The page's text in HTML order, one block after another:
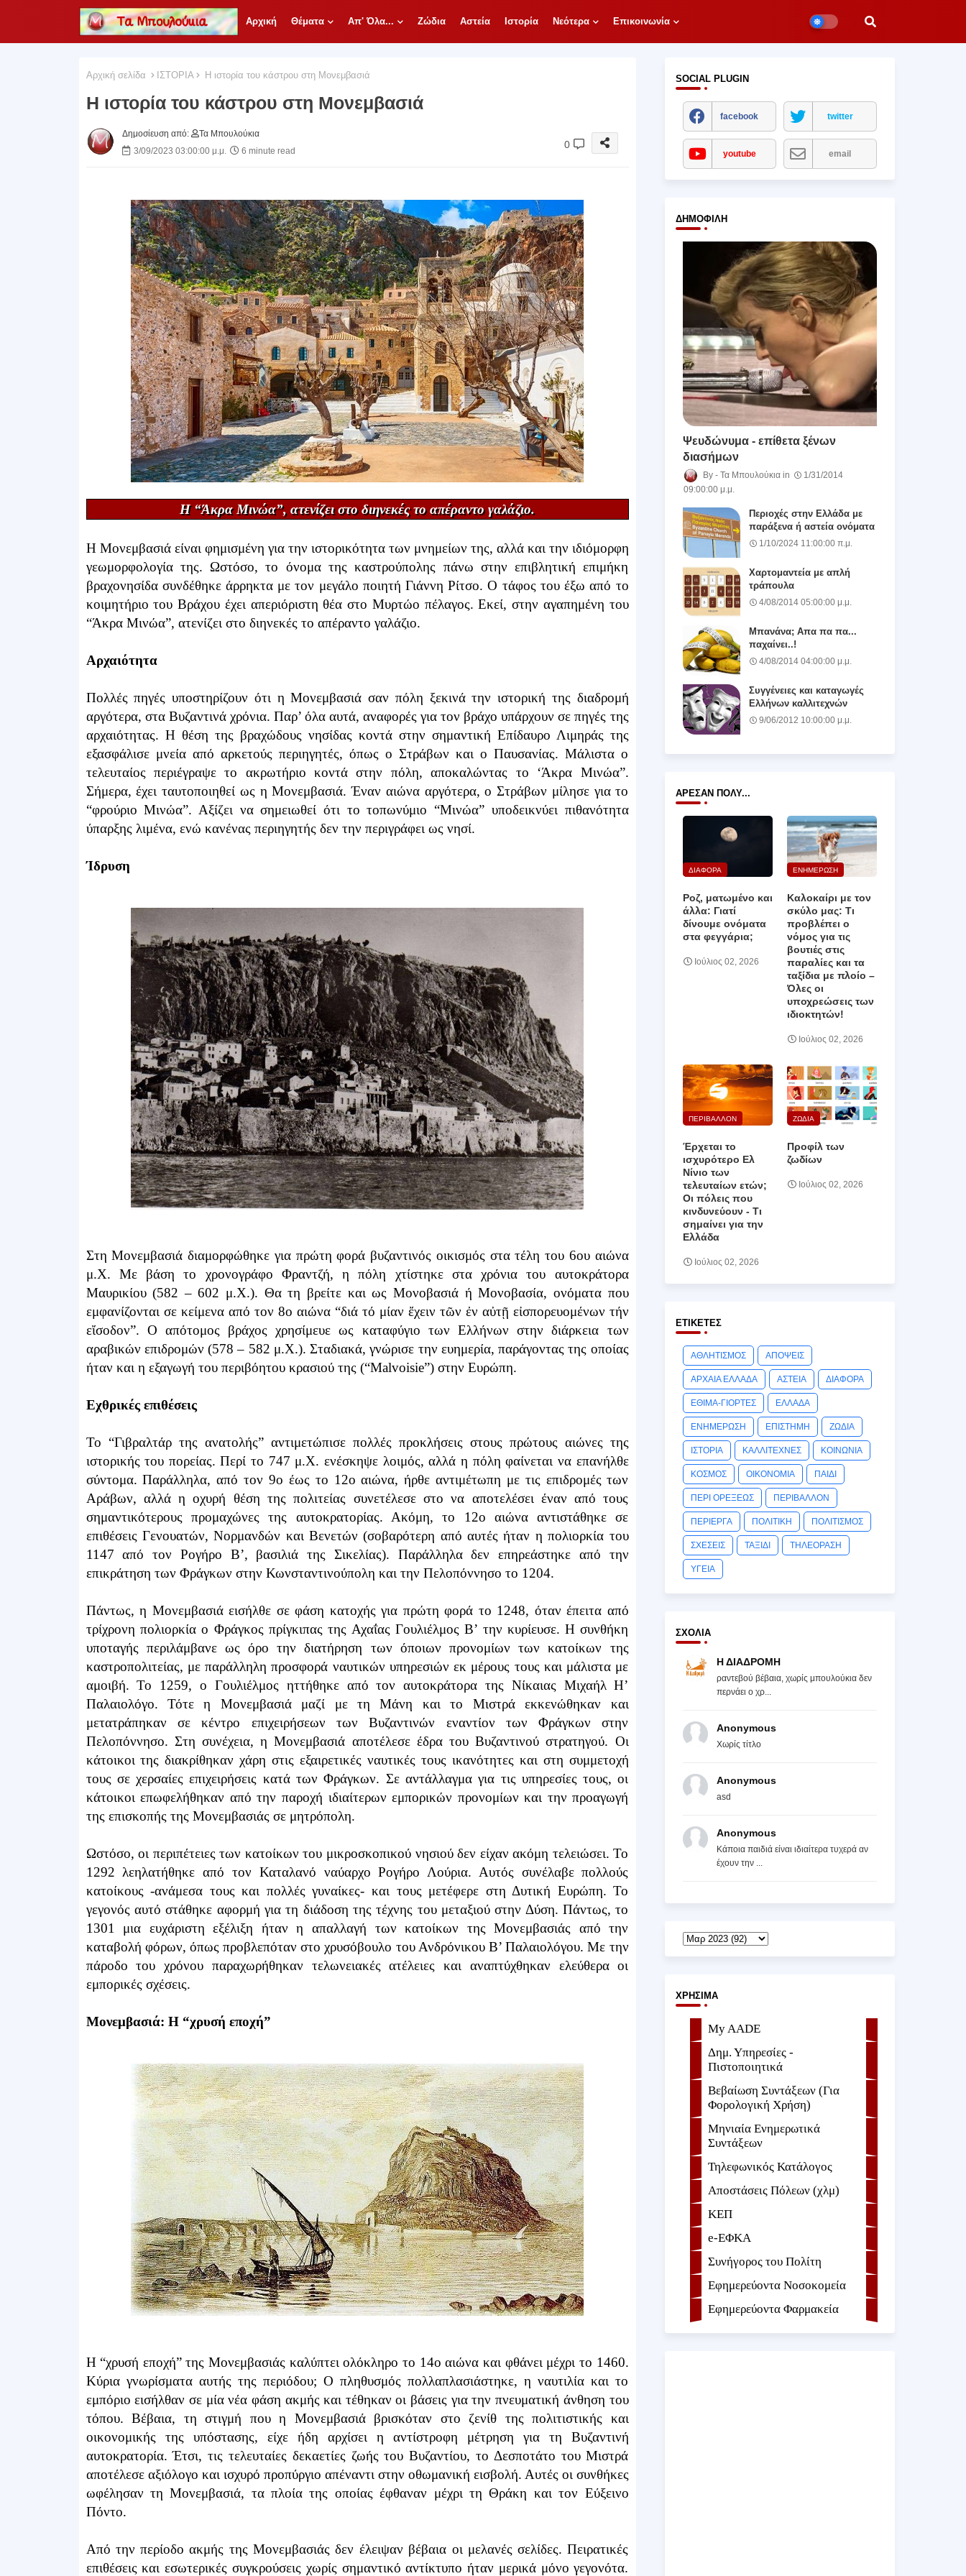
Αρχική Θέματα Απ' Όλα... Ζώδια Αστεία Ιστορία Νεότερα Επικοινωνία
Αρχική σελίδα ΙΣΤΟΡΙΑ Η ιστορία του κάστρου στη Μονεμβασιά
Η ιστορία του κάστρου στη Μονεμβασιά
Δημοσίευση από:
Τα Μπουλούκια
3/09/2023 03:00:00 μ.μ.
6 minute read
0
Η “Άκρα Μινώα”, ατενίζει στο διηνεκές το απέραντο γαλάζιο.
Η Μονεμβασιά είναι φημισμένη για την ιστορικότητα των μνημείων της, αλλά και την ιδιόμορφη
γεωμορφολογία της. Ωστόσο, το όνομα της καστρούπολης πάνω στην επιβλητική επιμήκη
βραχονησίδα συνδέθηκε άρρηκτα με τον μεγάλο ποιητή Γιάννη Ρίτσο. Ο τάφος του έξω από το
κοιμητήριο του Βράχου έχει απεριόριστη θέα στο Μυρτώο πέλαγος. Εκεί, στην αγαπημένη του
“Άκρα Μινώα”, ατενίζει στο διηνεκές το απέραντο γαλάζιο.
Αρχαιότητα
Πολλές πηγές υποστηρίζουν ότι η Μονεμβασιά σαν πόλη ξεκινά την ιστορική της διαδρομή
αργότερα, στα Βυζαντινά χρόνια. Παρ’ όλα αυτά, αναφορές για τον βράχο υπάρχουν σε πηγές της
αρχαιότητας. Η θέση της βραχώδους νησίδας κοντά στην σημαντική Επίδαυρο Λιμηράς της
εξασφάλισε μνεία από αρκετούς περιηγητές, όπως ο Στράβων και ο Παυσανίας. Μάλιστα ο
τελευταίος περιέγραψε το ακρωτήριο κοντά στην πόλη, αποκαλώντας το ‘Άκρα Μινώα”.
Σήμερα, έχει ταυτοποιηθεί ως η Μονεμβασιά. Έναν αιώνα αργότερα, ο Στράβων μίλησε για το
“φρούριο Μινώα”. Αξίζει να σημειωθεί ότι το τοπωνύμιο “Μινώα” υποδεικνύει πιθανότητα
ύπαρξης λιμένα, ενώ κανένας περιηγητής δεν την περιγράφει ως νησί.
Ίδρυση
Στη Μονεμβασιά διαμορφώθηκε για πρώτη φορά βυζαντινός οικισμός στα τέλη του 6ου αιώνα
μ.Χ. Με βάση το χρονογράφο Φραντζή, η πόλη χτίστηκε στα χρόνια του αυτοκράτορα
Μαυρικίου (582 – 602 μ.Χ.). Θα τη βρείτε και ως Μονοβασιά ή Μονοβασία, ονόματα που
εμφανίζονται σε κείμενα από τον 8ο αιώνα “διά τό μίαν ἔχειν τῶν ἐν αὐτῇ εἰσπορευομένων τήν
εἴσοδον”. Ο απότομος βράχος χρησίμευε ως καταφύγιο των Ελλήνων στην διάρκεια των
αραβικών επιδρομών (578 – 582 μ.Χ.). Σταδιακά, γνώρισε την ευημερία, παράγοντας της οποίας
ήταν και η εξαγωγή του περιβόητου κρασιού της (“Malvoisie”) στην Ευρώπη.
Εχθρικές επιθέσεις
Το “Γιβραλτάρ της ανατολής” αντιμετώπισε πολλές προκλήσεις στους πρώτους αιώνες της
ιστορικής του πορείας. Περί το 747 μ.Χ. ενέσκηψε λοιμός, αλλά η πόλη φαίνεται να επανήλθε
σύντομα. Παράλληλα, από τον 9ο έως το 12ο αιώνα, ήρθε αντιμέτωπη με τις επιδρομές των
Αράβων, αλλά η οχυρή θέση της πολιτείας συνετέλεσε στο να αποτελέσει έναν από τους
σημαντικότερους προμαχώνες της αυτοκρατορίας. Ακόμη, το 12ο αιώνα αντιστάθηκε σε
επιθέσεις Γενουατών, Νορμανδών και Βενετών (σοβαρότερη από αυτές ήταν η πολιορκία του
1147 από τον Ρογήρο Β’, βασιλιά της Σικελίας). Παράλληλα δεν επηρεάστηκε από την
επικράτηση των Φράγκων στην Κωνσταντινούπολη και την Πελοπόννησο το 1204.
Πάντως, η Μονεμβασιά εισήλθε σε φάση κατοχής για πρώτη φορά το 1248, όταν έπειτα από
τρίχρονη πολιορκία ο Φράγκος πρίγκιπας της Αχαΐας Γουλιέλμος Β’ την κυρίευσε. Η συνθήκη
υποταγής περιλάμβανε ως όρο την διατήρηση των όποιων προνομίων των κατοίκων της
καστροπολιτείας, με παράλληλη προσφορά ναυτικών υπηρεσιών εκ μέρους τους και μάλιστα με
αμοιβή. Το 1259, ο Γουλιέλμος ηττήθηκε από τον αυτοκράτορα της Νίκαιας Μιχαήλ Η’
Παλαιολόγο. Τότε η Μονεμβασιά μαζί με τη Μάνη και το Μιστρά εκκενώθηκαν και
μετατράπηκαν σε κέντρο επιχειρήσεων των Βυζαντινών εναντίον των Φράγκων στην
Πελοπόννησο. Στη συνέχεια, η Μονεμβασιά αποτέλεσε έδρα του Βυζαντινού στρατηγού. Οι
κάτοικοι της διακρίθηκαν χάρη στις εξαιρετικές ναυτικές τους ικανότητες και στη συμμετοχή
τους σε χερσαίες επιχειρήσεις κατά των Φράγκων. Σε αντάλλαγμα για τις υπηρεσίες τους, οι
κάτοικοι επωφελήθηκαν από την παροχή ιδιαίτερων εμπορικών προνομίων και την προαγωγή
της επισκοπής της Μονεμβασιάς σε μητρόπολη.
Ωστόσο, οι περιπέτειες των κατοίκων του μικροσκοπικού νησιού δεν είχαν ακόμη τελειώσει. Το
1292 λεηλατήθηκε από τον Καταλανό ναύαρχο Ρογήρο Λούρια. Αυτός συνέλαβε πολλούς
κατοίκους -ανάμεσα τους και πολλές γυναίκες- και τους μετέφερε στη Δυτική Ευρώπη. Το
γεγονός αυτό στάθηκε αφορμή για τη διάδοση της τέχνης του μεταξιού στην Δύση. Πάντως, το
1301 μια ευχάριστη εξέλιξη ήταν η απαλλαγή των κατοίκων της Μονεμβασιάς από την
καταβολή φόρων, όπως προβλεπόταν στο χρυσόβουλο του Ανδρόνικου Β’ Παλαιολόγου. Με την
πάροδο του χρόνου παραχωρήθηκαν τελωνειακές ατέλειες και αναπτύχθηκαν ελεύθερα οι
εμπορικές σχέσεις.
Μονεμβασιά: Η “χρυσή εποχή”
Η “χρυσή εποχή” της Μονεμβασιάς καλύπτει ολόκληρο το 14ο αιώνα και φθάνει μέχρι το 1460.
Kύρια γνωρίσματα αυτής της περιόδου; Ο πληθυσμός πολλαπλασιάστηκε, η ναυτιλία και το
εμπόριο εισήλθαν σε μία νέα φάση ακμής και τέθηκαν οι βάσεις για την πνευματική άνθηση του
τόπου. Βέβαια, τη στιγμή που η Μονεμβασιά βρισκόταν στο ζενίθ της πολιτιστικής και
οικονομικής της υπόστασης, είχε ήδη αρχίσει η αντίστροφη μέτρηση για τη Βυζαντινή
αυτοκρατορία. Έτσι, τις τελευταίες δεκαετίες ζωής του Βυζαντίου, το Δεσποτάτο του Μιστρά
αποτέλεσε αξιόλογο και ισχυρό προπύργιο απέναντι στην οθωμανική εισβολή. Αυτές οι συνθήκες
ωφέλησαν τη Μονεμβασιά, τα πλοία της οποίας έφθαναν μέχρι τη Θράκη και τον Εύξεινο
Πόντο.
Από την περίοδο ακμής της Μονεμβασιάς δεν έλειψαν βέβαια οι μελανές σελίδες. Πειρατικές
επιθέσεις και εσωτερικές συγκρούσεις χωρίς σημαντικό αντίκτυπο ήταν μερικά μόνο γεγονότα.
SOCIAL PLUGIN
facebook twitter
youtube email
ΔΗΜΟΦΙΛΉ
Ψευδώνυμα - επίθετα ξένων
διασήμων
Τα Μπουλούκια
1/31/2014
09:00:00 μ.μ.
Περιοχές στην Ελλάδα με
παράξενα ή αστεία ονόματα
1/10/2024 11:00:00 π.μ.
Χαρτομαντεία με απλή
τράπουλα
4/08/2014 05:00:00 μ.μ.
Μπανάνα; Απα πα πα...
παχαίνει..!
4/08/2014 04:00:00 μ.μ.
Συγγένειες και καταγωγές
Ελλήνων καλλιτεχνών
9/06/2012 10:00:00 μ.μ.
ΆΡΕΣΑΝ ΠΟΛΎ...
ΔΙΑΦΟΡΑ
Ροζ, ματωμένο και
άλλα: Γιατί
δίνουμε ονόματα
στα φεγγάρια;
Ιούλιος 02, 2026
ΕΝΗΜΕΡΩΣΗ
Καλοκαίρι με τον
σκύλο μας: Τι
προβλέπει ο
νόμος για τις
βουτιές στις
παραλίες και τα
ταξίδια με πλοίο –
Όλες οι
υποχρεώσεις των
ιδιοκτητών!
Ιούλιος 02, 2026
ΠΕΡΙΒΑΛΛΟΝ
Έρχεται το
ισχυρότερο Ελ
Νίνιο των
τελευταίων ετών;
Οι πόλεις που
κινδυνεύουν ‑ Τι
σημαίνει για την
Ελλάδα
Ιούλιος 02, 2026
ΖΩΔΙΑ
Προφίλ των
ζωδίων
Ιούλιος 02, 2026
ΕΤΙΚΈΤΕΣ
ΑΘΛΗΤΙΣΜΟΣ ΑΠΟΨΕΙΣ
ΑΡΧΑΙΑ ΕΛΛΑΔΑ ΑΣΤΕΙΑ ΔΙΑΦΟΡΑ
ΕΘΙΜΑ-ΓΙΟΡΤΕΣ ΕΛΛΑΔΑ
ΕΝΗΜΕΡΩΣΗ ΕΠΙΣΤΗΜΗ ΖΩΔΙΑ
ΙΣΤΟΡΙΑ ΚΑΛΛΙΤΕΧΝΕΣ ΚΟΙΝΩΝΙΑ
ΚΟΣΜΟΣ ΟΙΚΟΝΟΜΙΑ ΠΑΙΔΙ
ΠΕΡΙ ΟΡΕΞΕΩΣ ΠΕΡΙΒΑΛΛΟΝ
ΠΕΡΙΕΡΓΑ ΠΟΛΙΤΙΚΗ ΠΟΛΙΤΙΣΜΟΣ
ΣΧΕΣΕΙΣ ΤΑΞΙΔΙ ΤΗΛΕΟΡΑΣΗ
ΥΓΕΙΑ
ΣΧΌΛΙΑ
Η ΔΙΑΔΡΟΜΗ
ραντεβού βέβαια, χωρίς μπουλούκια δεν
περνάει ο χρ...
Anonymous
Χωρίς τίτλο
Anonymous
asd
Anonymous
Κάποια παιδιά είναι ιδιαίτερα τυχερά αν
έχουν την ...
ΧΡΉΣΙΜΑ
My AADE
Δημ. Υπηρεσίες -
Πιστοποιητικά
Βεβαίωση Συντάξεων (Για
Φορολογική Χρήση)
Μηνιαία Ενημερωτικά
Συντάξεων
Τηλεφωνικός Κατάλογος
Αποστάσεις Πόλεων (χλμ)
ΚΕΠ
e-ΕΦKA
Συνήγορος του Πολίτη
Εφημερεύοντα Νοσοκομεία
Εφημερεύοντα Φαρμακεία